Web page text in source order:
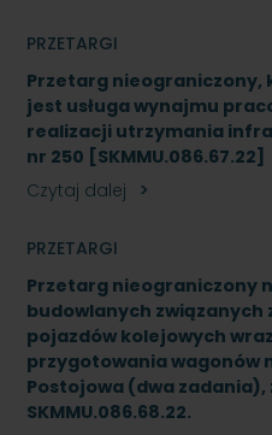
PRZETARGI
Przetarg
jest usługa wynajmu
realizacji utrzymania
nr 250 [SKMMU.086.67.22]
Czytaj dalej
PRZETARGI
Przetarg nieograniczony
budowlanych związanych
pojazdów kolejowych
przygotowania wagonów
Postojowa (dwa zadania),
SKMMU.086.68.22.